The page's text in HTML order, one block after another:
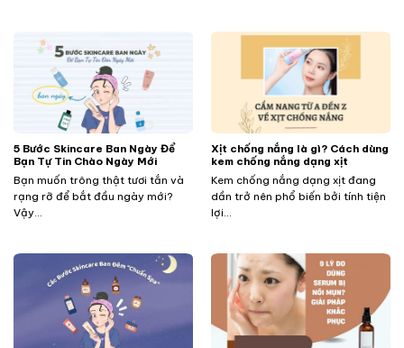
5 Bước Skincare Ban Ngày Để
Bạn Tự Tin Chào Ngày Mới
Bạn muốn trông thật tươi tắn và
rạng rỡ để bắt đầu ngày mới?
Vậy...
Xịt chống nắng là gì? Cách dùng
kem chống nắng dạng xịt
Kem chống nắng dạng xịt đang
dần trở nên phổ biến bởi tính tiện
lợi...